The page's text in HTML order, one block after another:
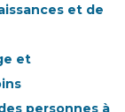
et de
et
personnes à